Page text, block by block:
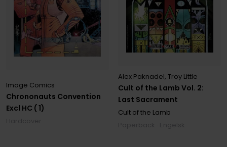
Chrononauts Convention
Excl HC ( 1)
Image Comics
Cult of the Lamb Vol. 2:
Last Sacrament
Alex Paknadel,Troy Little
Cult of the Lamb